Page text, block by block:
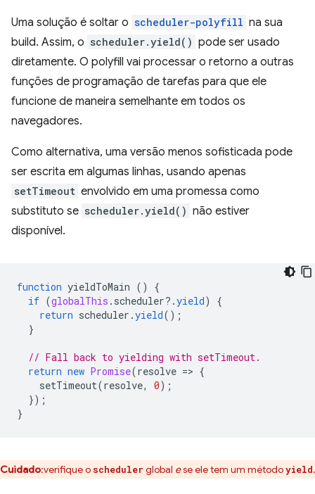
Uma solução é soltar o scheduler-polyfill na sua
build. Assim, o scheduler.yield() pode ser usado
diretamente. O polyfill vai processar o retorno a outras
funções de programação de tarefas para que ele
funcione de maneira semelhante em todos os
navegadores.
Como alternativa, uma versão menos sofisticada pode
ser escrita em algumas linhas, usando apenas
setTimeout envolvido em uma promessa como
substituto se scheduler.yield() não estiver
disponível.
function yieldToMain ()
{
if (globalThis . scheduler? .yield)
{
return scheduler .yield();
}
// Fall back to yielding with setTimeout.
return new Promise(resolve => {
setTimeout(resolve, 0);
});
}
Cuidado:verifique o scheduler global ese ele tem um métodoyield.